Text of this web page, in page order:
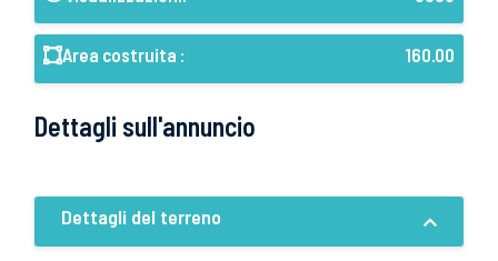
Area costruita : 160.00
Dettagli sull'annuncio
Dettagli del terreno